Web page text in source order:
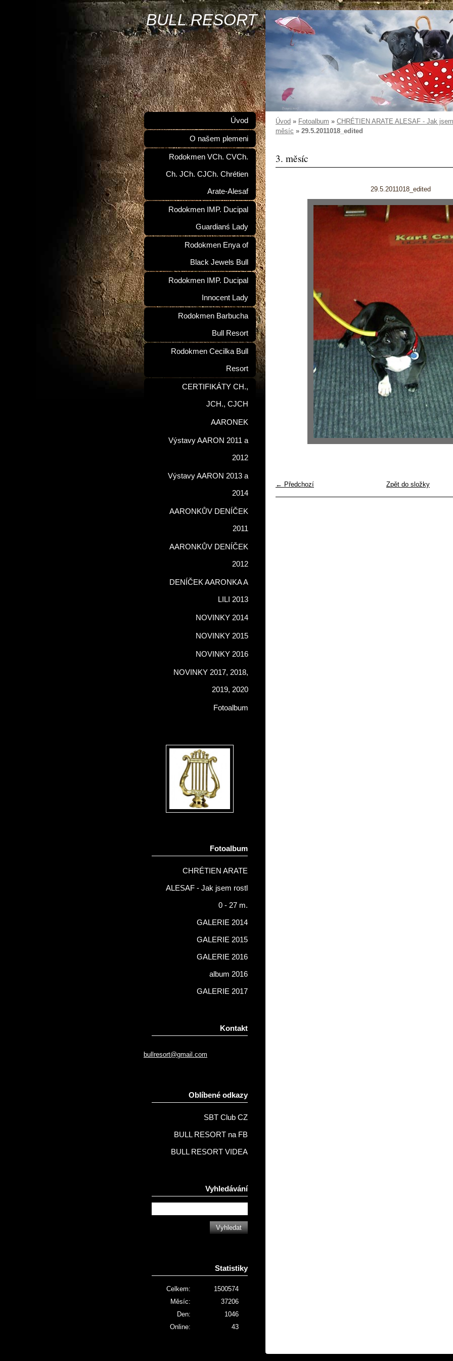
BULL RESORT
Úvod » Fotoalbum » CHRÉTIEN ARATE ALESAF - Jak
měsíc » 29.5.2011018_edited
3. měsíc
29.5.2011018_edited
← Předchozí Zpět do složky
Úvod
O našem plemeni
Rodokmen VCh. CVCh.
Ch. JCh. CJCh. Chrétien
Arate-Alesaf
Rodokmen IMP. Ducipal
Guardianś Lady
Rodokmen Enya of
Black Jewels Bull
Rodokmen IMP. Ducipal
Innocent Lady
Rodokmen Barbucha
Bull Resort
Rodokmen Cecilka Bull
Resort
CERTIFIKÁTY CH.,
JCH., CJCH
AARONEK
Výstavy AARON 2011 a
2012
Výstavy AARON 2013 a
2014
AARONKŮV DENÍČEK
2011
AARONKŮV DENÍČEK
2012
DENÍČEK AARONKA A
LILI 2013
NOVINKY 2014
NOVINKY 2015
NOVINKY 2016
NOVINKY 2017, 2018,
2019, 2020
Fotoalbum
Fotoalbum
CHRÉTIEN ARATE
ALESAF - Jak jsem rostl
0 - 27 m.
GALERIE 2014
GALERIE 2015
GALERIE 2016
album 2016
GALERIE 2017
Kontakt
bullresort@gmail.com
Oblíbené odkazy
SBT Club CZ
BULL RESORT na FB
BULL RESORT VIDEA
Vyhledávání
Statistiky
Online: 43
Celkem:
1500574
Měsíc:
37206
Den:
1046